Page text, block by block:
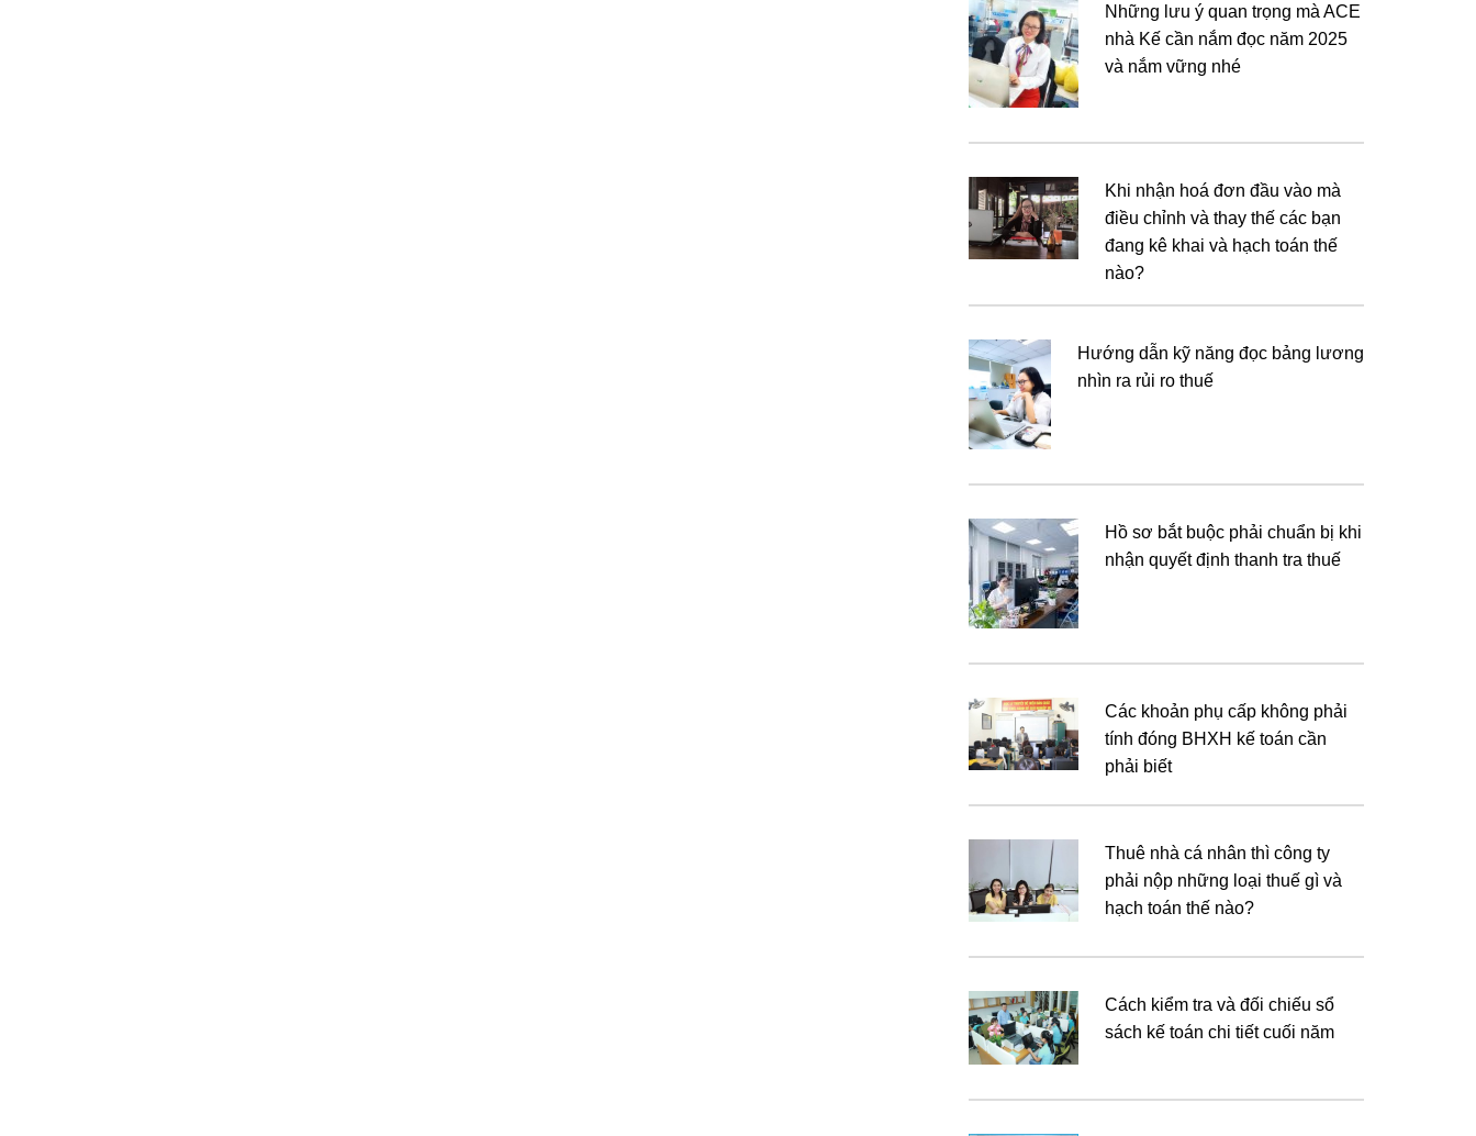
Những lưu ý quan trọng mà ACE
nhà Kế cần nắm đọc năm 2025
và nắm vững nhé
Khi nhận hoá đơn đầu vào mà
điều chỉnh và thay thế các bạn
đang kê khai và hạch toán thế
nào?
Hướng dẫn kỹ năng đọc bảng lương
nhìn ra rủi ro thuế
Hồ sơ bắt buộc phải chuẩn bị khi
nhận quyết định thanh tra thuế
Các khoản phụ cấp không phải
tính đóng BHXH kế toán cần
phải biết
Thuê nhà cá nhân thì công ty
phải nộp những loại thuế gì và
hạch toán thế nào?
Cách kiểm tra và đối chiếu sổ
sách kế toán chi tiết cuối năm